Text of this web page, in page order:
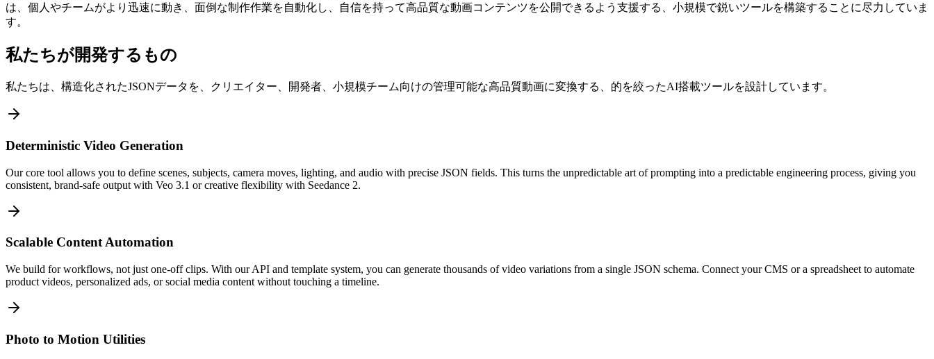
は、個人やチームがより迅速に動き、面倒な制作作業を自動化し、自信を持って高品質な動画コンテンツを公開できるよう支援する、小規模で鋭いツールを構築することに尽力していま
す。
私たちが開発するもの
私たちは、構造化されたJSONデータを、クリエイター、開発者、小規模チーム向けの管理可能な高品質動画に変換する、的を絞ったAI搭載ツールを設計しています。
Deterministic Video Generation
Our core tool allows you to define scenes, subjects, camera moves, lighting, and audio with precise JSON fields. This turns the unpredictable art of prompting into a predictable engineering process, giving you
consistent, brand-safe output with Veo 3.1 or creative flexibility with Seedance 2.
Scalable Content Automation
We build for workflows, not just one-off clips. With our API and template system, you can generate thousands of video variations from a single JSON schema. Connect your CMS or a spreadsheet to automate
product videos, personalized ads, or social media content without touching a timeline.
Photo to Motion Utilities